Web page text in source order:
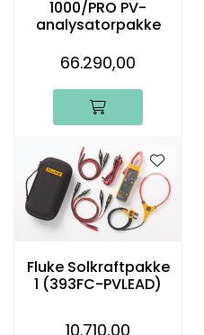
1000/PRO PV-
analysatorpakke
66.290,00
Fluke Solkraftpakke
1 (393FC-PVLEAD)
10.710,00